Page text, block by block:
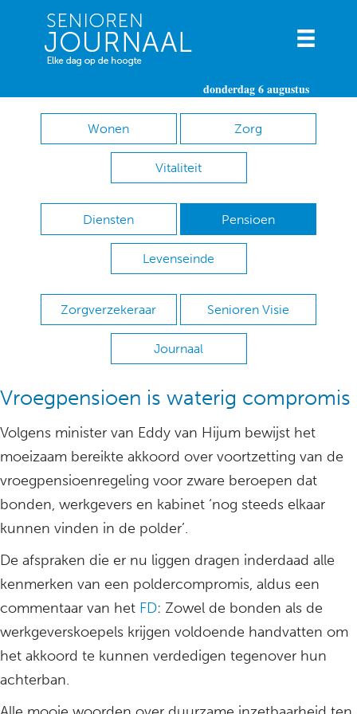
donderdag 6 augustus
Wonen Zorg
Vitaliteit
Diensten Pensioen
Levenseinde
Zorgverzekeraar Senioren Visie
Journaal
Vroegpensioen is waterig compromis
Volgens minister van Eddy van Hijum bewijst het
moeizaam bereikte akkoord over voortzetting van de
vroegpensioenregeling voor zware beroepen dat
bonden, werkgevers en kabinet ‘nog steeds elkaar
kunnen vinden in de polder’.
De afspraken die er nu liggen dragen inderdaad alle
kenmerken van een poldercompromis, aldus een
commentaar van het FD: Zowel de bonden als de
werkgeverskoepels krijgen voldoende handvatten om
het akkoord te kunnen verdedigen tegenover hun
achterban.